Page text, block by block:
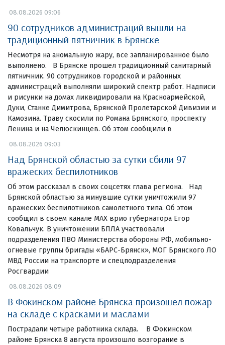
08.08.2026 09:06
90 сотрудников администраций вышли на
традиционный пятничник в Брянске
Несмотря на аномальную жару, все запланированное было
выполнено. В Брянске прошел традиционный санитарный
пятничник. 90 сотрудников городской и районных
администраций выполняли широкий спектр работ. Надписи
и рисунки на домах ликвидировали на Красноармейской,
Дуки, Станке Димитрова, Брянской Пролетарской Дивизии и
Камозина. Траву скосили по Романа Брянского, проспекту
Ленина и на Челюскинцев. Об этом сообщили в
08.08.2026 09:03
Над Брянской областью за сутки сбили 97
вражеских беспилотников
Об этом рассказал в своих соцсетях глава региона. Над
Брянской областью за минувшие сутки уничтожили 97
вражеских беспилотников самолетного типа. Об этом
сообщил в своем канале МАХ врио губернатора Егор
Ковальчук. В уничтожении БПЛА участвовали
подразделения ПВО Министерства обороны РФ, мобильно-
огневые группы бригады «БАРС-Брянск», МОГ Брянского ЛО
МВД России на транспорте и спецподразделения
Росгвардии
08.08.2026 08:09
В Фокинском районе Брянска произошел пожар
на складе с красками и маслами
Пострадали четыре работника склада. В Фокинском
районе Брянска 8 августа произошло возгорание в